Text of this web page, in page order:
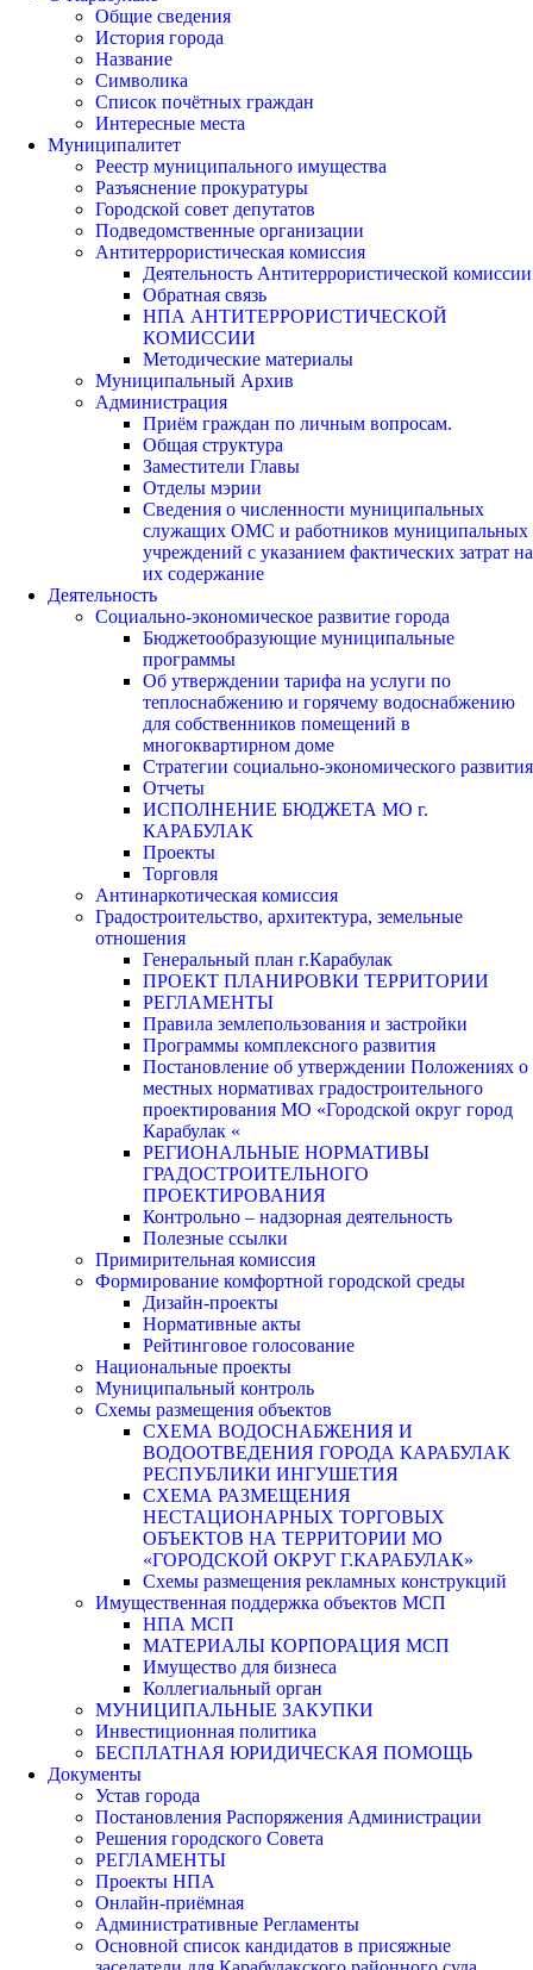
Общие сведения
История города
Название
Символика
Список почётных граждан
Интересные места
Муниципалитет
Реестр муниципального имущества
Разъяснение прокуратуры
Городской совет депутатов
Подведомственные организации
Антитеррористическая комиссия
Деятельность Антитеррористической комиссии
Обратная связь
НПА АНТИТЕРРОРИСТИЧЕСКОЙ
КОМИССИИ
Методические материалы
Муниципальный Архив
Администрация
Приём граждан по личным вопросам.
Общая структура
Заместители Главы
Отделы мэрии
Сведения о численности муниципальных
служащих ОМС и работников муниципальных
учреждений с указанием фактических затрат на
их содержание
Деятельность
Социально-экономическое развитие города
Бюджетообразующие муниципальные
программы
Об утверждении тарифа на услуги по
теплоснабжению и горячему водоснабжению
для собственников помещений в
многоквартирном доме
Стратегии социально-экономического развития
Отчеты
ИСПОЛНЕНИЕ БЮДЖЕТА МО г.
КАРАБУЛАК
Проекты
Торговля
Антинаркотическая комиссия
Градостроительство, архитектура, земельные
отношения
Генеральный план г.Карабулак
ПРОЕКТ ПЛАНИРОВКИ ТЕРРИТОРИИ
РЕГЛАМЕНТЫ
Правила землепользования и застройки
Программы комплексного развития
Постановление об утверждении Положениях о
местных нормативах градостроительного
проектирования МО «Городской округ город
Карабулак «
РЕГИОНАЛЬНЫЕ НОРМАТИВЫ
ГРАДОСТРОИТЕЛЬНОГО
ПРОЕКТИРОВАНИЯ
Контрольно – надзорная деятельность
Полезные ссылки
Примирительная комиссия
Формирование комфортной городской среды
Дизайн-проекты
Нормативные акты
Рейтинговое голосование
Национальные проекты
Муниципальный контроль
Схемы размещения объектов
СХЕМА ВОДОСНАБЖЕНИЯ И
ВОДООТВЕДЕНИЯ ГОРОДА КАРАБУЛАК
РЕСПУБЛИКИ ИНГУШЕТИЯ
СХЕМА РАЗМЕЩЕНИЯ
НЕСТАЦИОНАРНЫХ ТОРГОВЫХ
ОБЪЕКТОВ НА ТЕРРИТОРИИ МО
«ГОРОДСКОЙ ОКРУГ Г.КАРАБУЛАК»
Схемы размещения рекламных конструкций
Имущественная поддержка объектов МСП
НПА МСП
МАТЕРИАЛЫ КОРПОРАЦИЯ МСП
Имущество для бизнеса
Коллегиальный орган
МУНИЦИПАЛЬНЫЕ ЗАКУПКИ
Инвестиционная политика
БЕСПЛАТНАЯ ЮРИДИЧЕСКАЯ ПОМОЩЬ
Документы
Устав города
Постановления Распоряжения Администрации
Решения городского Совета
РЕГЛАМЕНТЫ
Проекты НПА
Онлайн-приёмная
Административные Регламенты
Основной список кандидатов в присяжные